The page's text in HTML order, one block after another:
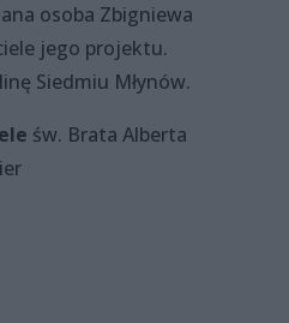
osoba Zbigniewa
jego projektu.
Siedmiu Młynów.
św. Brata Alberta